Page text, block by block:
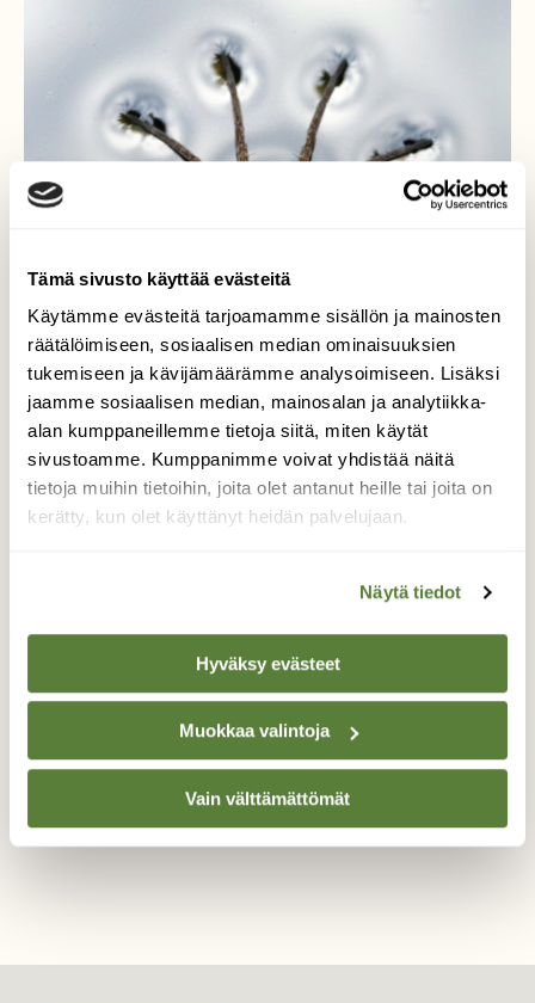
Tämä sivusto käyttää evästeitä
Käytämme evästeitä tarjoamamme sisällön ja mainosten
räätälöimiseen, sosiaalisen median ominaisuuksien
tukemiseen ja kävijämäärämme analysoimiseen. Lisäksi
jaamme sosiaalisen median, mainosalan ja analytiikka-
alan kumppaneillemme tietoja siitä, miten käytät
sivustoamme. Kumppanimme voivat yhdistää näitä
tietoja muihin tietoihin, joita olet antanut heille tai joita on
kerätty, kun olet käyttänyt heidän palvelujaan.
Näytä tiedot
Hyväksy evästeet
Muokkaa valintoja
Vain välttämättömät
Rantahämähäkki
hyvin ,vaikka se vähän painuukin.
Valokuvaaja: Hannu. Rasiranta, Hauho 3.10.2020
TAKAISIN LISTAAN